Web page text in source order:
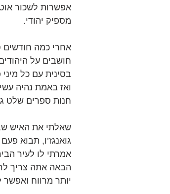
אפשרות לשכור
מספיק יהודי.
אחרי כמה חודשים
חושבים על
בסינית עם כל
ואז באמת נהיה
חנות ספרים שלט
שאלתי את האיש
גואנגז’ו, תבוא
אמרתי לו לעיר
הבאה אתה צריך
יותר מרווח